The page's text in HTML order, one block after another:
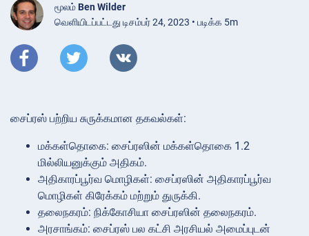
மூலம் Ben Wilder
வெளியிடப்பட்டது டிசம்பர் 24, 2023 • படிக்க 5m
சைப்ரஸ் பற்றிய சுருக்கமான தகவல்கள்:
மக்கள்தொகை: சைப்ரஸின் மக்கள்தொகை 1.2
மில்லியனுக்கும் அதிகம்.
அதிகாரப்பூர்வ மொழிகள்: சைப்ரஸின் அதிகாரப்பூர்வ
மொழிகள் கிரேக்கம் மற்றும் துருக்கி.
தலைநகரம்: நிக்கோசியா சைப்ரஸின் தலைநகரம்.
அரசாங்கம்: சைப்ரஸ் பல கட்சி அரசியல் அமைப்புடன்